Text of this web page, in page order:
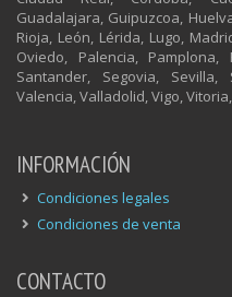
Guadalajara, Guipuzcoa,
Rioja, León, Lérida, Lugo,
Oviedo, Palencia, Pamplona,
Santander, Segovia, Sevilla,
Valencia, Valladolid, Vigo,
INFORMACIÓN
Condiciones legales
Condiciones de venta
CONTACTO